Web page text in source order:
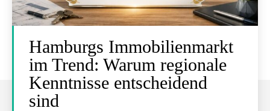
Hamburgs Immobilienmarkt
im Trend: Warum regionale
Kenntnisse entscheidend
sind